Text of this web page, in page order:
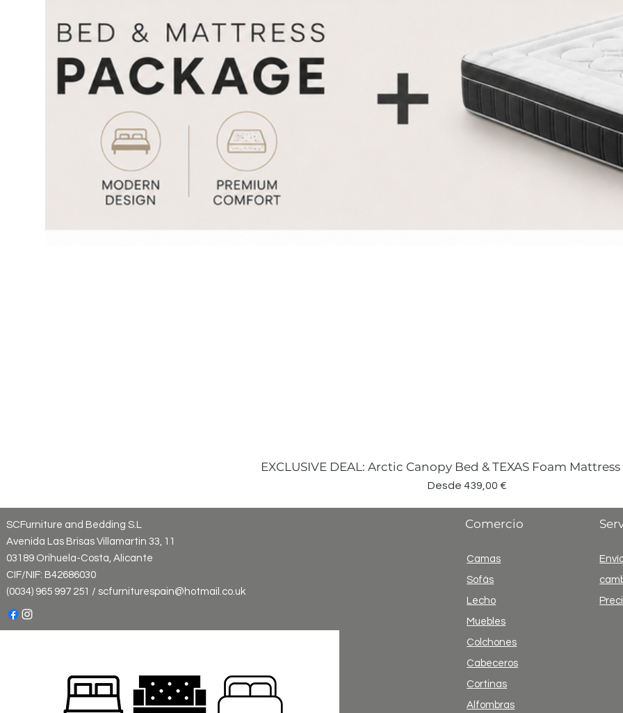
EXCLUSIVE DEAL: Arctic Canopy Bed & TEXAS Foam
Desde 439,00 €
Precio de oferta
SCFurniture and Bedding S.L
Avenida Las Brisas Villamartin 33, 11
03189 Orihuela-Costa, Alicante
CIF/NIF: B42686030
(0034) 965 997 251 / scfurniturespain@hotmail.co.uk
Comercio
Camas
Sofás
Lecho
Muebles
Colchones
Cabeceros
Cortinas
Alfombras